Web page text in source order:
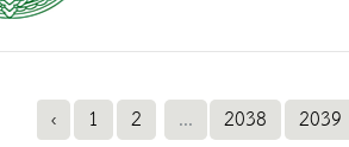
‹ 1 2 ... 2038 2039